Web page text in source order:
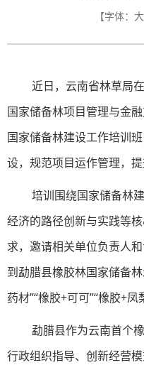
【字体： 大
近日，云南省林草局
国家储备林项目管理与金
国家储备林建设工作培训
设，规范项目运作管理，提
培训围绕国家储备林
经济的路径创新与实践等
求，邀请相关单位负责人
到勐腊县橡胶林国家储备
药材”“橡胶+可可”“橡胶+凤
勐腊县作为云南首个
行政组织指导、创新经营